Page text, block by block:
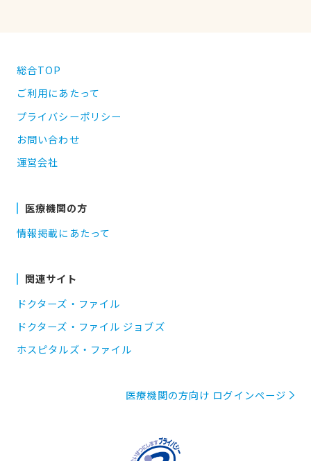
総合TOP
ご利用にあたって
プライバシーポリシー
お問い合わせ
運営会社
医療機関の方
情報掲載にあたって
関連サイト
ドクターズ・ファイル
ドクターズ・ファイル ジョブズ
ホスピタルズ・ファイル
医療機関の方向け ログインページ